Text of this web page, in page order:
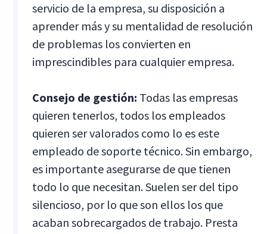
servicio de la empresa, su disposición a
aprender más y su mentalidad de resolución
de problemas los convierten en
imprescindibles para cualquier empresa.
Consejo de gestión: Todas las empresas
quieren tenerlos, todos los empleados
quieren ser valorados como lo es este
empleado de soporte técnico. Sin embargo,
es importante asegurarse de que tienen
todo lo que necesitan. Suelen ser del tipo
silencioso, por lo que son ellos los que
acaban sobrecargados de trabajo. Presta